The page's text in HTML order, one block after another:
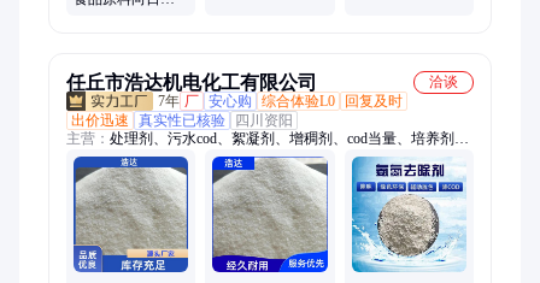
任丘市浩达机电化工有限公司
洽谈
7年 厂 安心购 综合体验L0
回复及时
出价迅速
真实性已核验
四川资阳
主营： 处理剂、污水cod、絮凝剂、增稠剂、cod当量、培养剂、
醋酸钠、环保药剂、淀粉标准、酰胺用量、cod去除剂、防水乳
液、氯化铝絮凝、氯化铝国标、臭味降解剂、葡萄糖成分、超标
去除剂、酰胺添加量、离子聚丙烯、硫酸铁国标、净水剂聚合、
废水去除剂、聚合氯化铝、工业葡萄糖、污水除臭剂、硫酸铁除
磷